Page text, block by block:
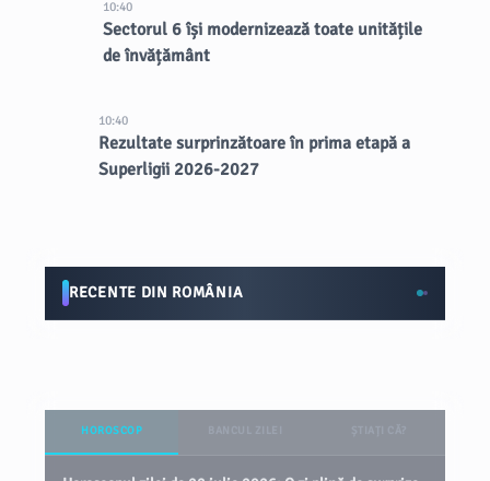
10:40
Sectorul 6 își modernizează toate unitățile
de învățământ
10:40
Rezultate surprinzătoare în prima etapă a
Superligii 2026-2027
RECENTE DIN ROMÂNIA
HOROSCOP